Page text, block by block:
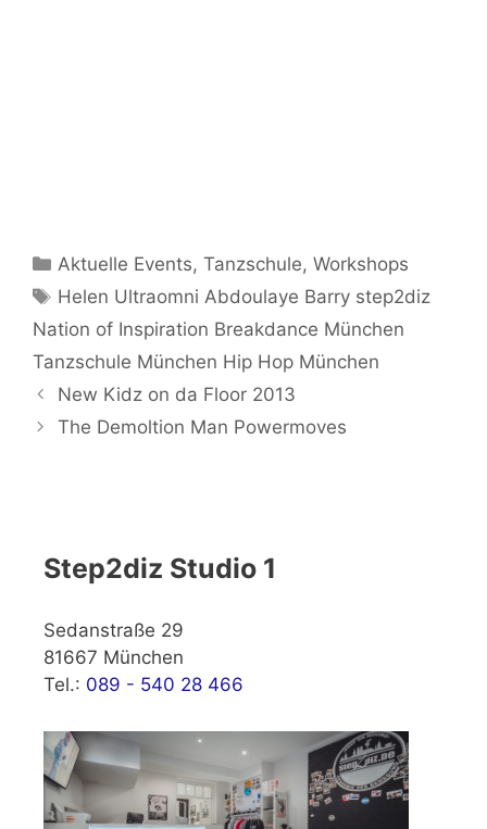
Kategorien
Aktuelle Events,Tanzschule,Workshops
Schlagwörter
Helen Ultraomni Abdoulaye Barry step2diz
Nation of Inspiration Breakdance München
Tanzschule München Hip Hop München
New Kidz on da Floor 2013
The Demoltion Man Powermoves
Step2diz Studio 1
Sedanstraße 29
81667 München
Tel.: 089 - 540 28 466